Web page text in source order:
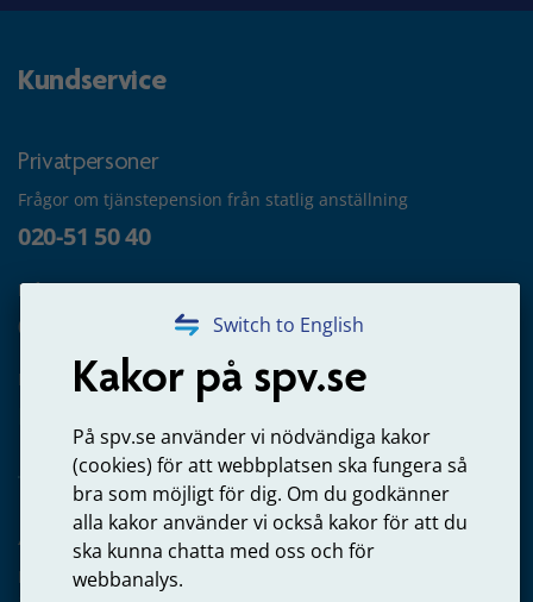
Switch to English
Kakor på spv.se
På spv.se använder vi nödvändiga kakor
(cookies) för att webbplatsen ska fungera så
bra som möjligt för dig. Om du godkänner
alla kakor använder vi också kakor för att du
ska kunna chatta med oss och för
webbanalys.
Kundservice
Privatpersoner
Frågor om tjänstepension från statlig anställning
020-51 50 40
Frågor om utbetalning
020-65 00 65
Kontakta oss
Arbetsgivare
Frågor om administration av tjänstepension från statlig